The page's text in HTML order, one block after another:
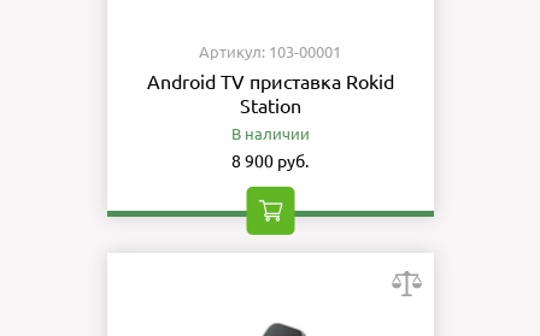
Артикул: 103-00001
Android TV приставка Rokid
Station
В наличии
8 900 руб.